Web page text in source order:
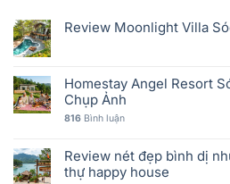
Review Moonlight Villa
Homestay Angel Resort
Chụp Ảnh
816 Bình luận
Review nét đẹp bình dị
thự happy house